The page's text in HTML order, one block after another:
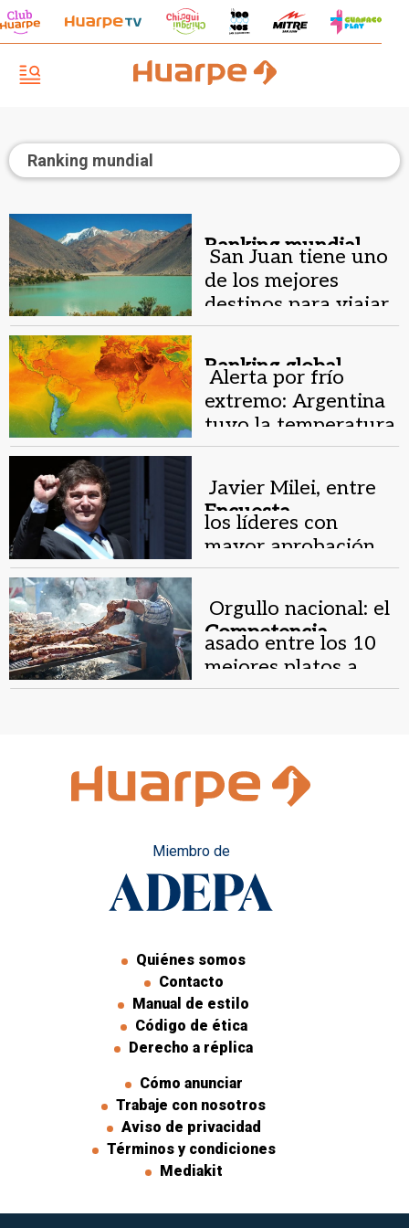
Ranking mundial
Ranking mundial .
San Juan tiene uno
de los mejores
destinos para viajar
en 2026
Ranking global .
Alerta por frío
extremo: Argentina
tuvo la temperatura
más baja del mundo
Encuesta
internacional.
Javier Milei, entre
los líderes con
mayor aprobación
global
Competencia
gastronómica.
Orgullo nacional: el
asado entre los 10
mejores platos a
nivel mundial
Miembro de
Quiénes somos
Contacto
Manual de estilo
Código de ética
Derecho a réplica
Cómo anunciar
Trabaje con nosotros
Aviso de privacidad
Términos y condiciones
Mediakit